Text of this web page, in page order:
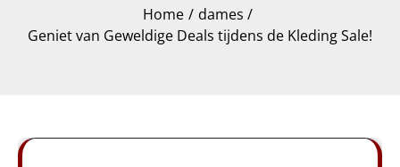
Home
dames
Geniet van Geweldige Deals tijdens de Kleding Sale!